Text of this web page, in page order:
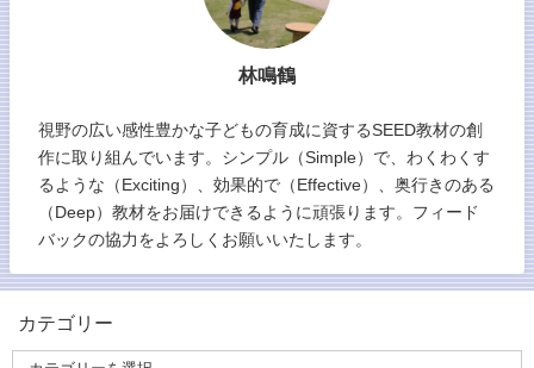
林鳴鶴
視野の広い感性豊かな子どもの育成に資するSEED教材の創
作に取り組んでいます。シンプル（Simple）で、わくわくす
るような（Exciting）、効果的で（Effective）、奥行きのある
（Deep）教材をお届けできるように頑張ります。フィード
バックの協力をよろしくお願いいたします。
カテゴリー